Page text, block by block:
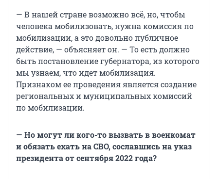
— В нашей стране возможно всё, но, чтобы
человека мобилизовать, нужна комиссия по
мобилизации, а это довольно публичное
действие, — объясняет он. — То есть должно
быть постановление губернатора, из которого
мы узнаем, что идет мобилизация.
Признаком ее проведения является создание
региональных и муниципальных комиссий
по мобилизации.
— Но могут ли кого-то вызвать в военкомат
и обязать ехать на СВО, сославшись на указ
президента от сентября 2022 года?